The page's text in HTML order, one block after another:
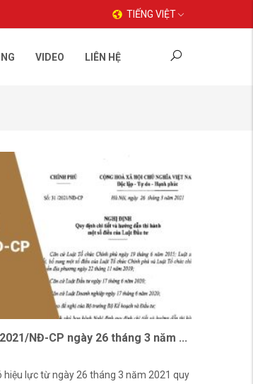
TIẾNG VIỆT
VIDEO LIÊN HỆ
NĐ-CP ngày 26 tháng 3 năm ...
hiệu lực từ ngày 26 tháng 3 năm 2021 quy